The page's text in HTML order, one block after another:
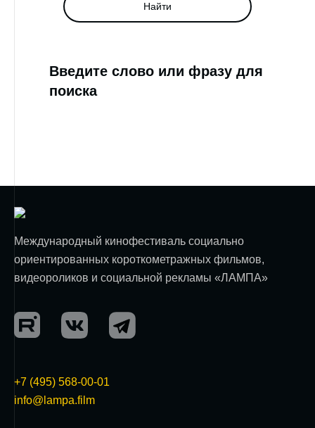
Найти
Введите слово или фразу для
поиска
Международный кинофестиваль социально
ориентированных короткометражных фильмов,
видеороликов и социальной рекламы «ЛАМПА»
+7 (495) 568-00-01
info@lampa.film